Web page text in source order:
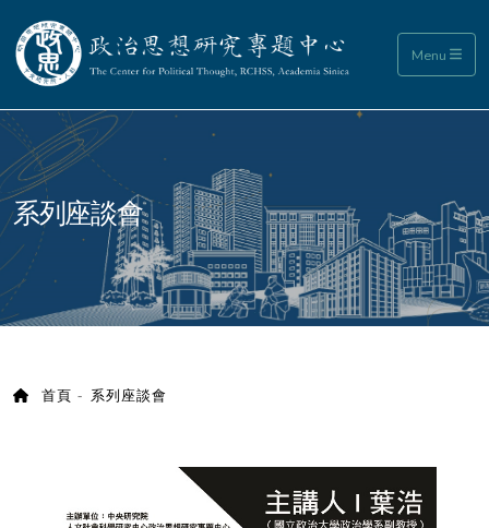
政治思想研究專題中心 Menu
:::
系列座談會
首頁 系列座談會